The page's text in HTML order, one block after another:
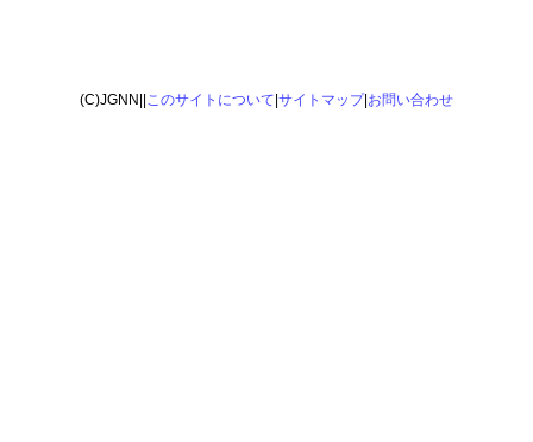
(C)JGNN|| このサイトについて サイトマップ| お問い合わせ